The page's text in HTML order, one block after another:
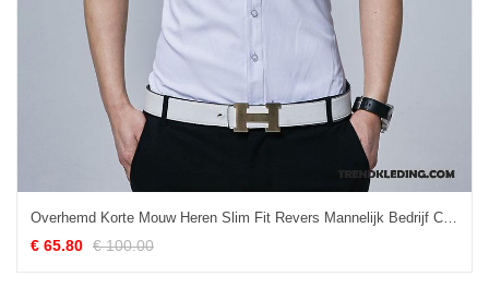
Overhemd Korte Mouw Heren Slim Fit Revers Mannelijk Bedrijf Casual Jasje
€ 65.80 € 100.00